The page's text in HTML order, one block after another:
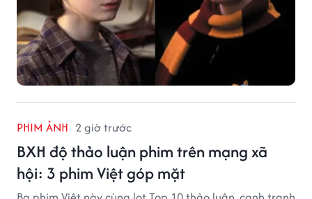
PHIM ẢNH 2 giờ trước
BXH độ thảo luận phim trên mạng xã
hội: 3 phim Việt góp mặt